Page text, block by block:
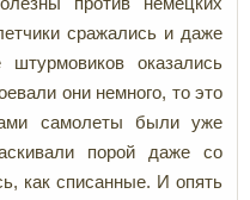
сражались и даже
оказались
они немного, то это
самолеты были уже
порой даже со
как списанные. И опять